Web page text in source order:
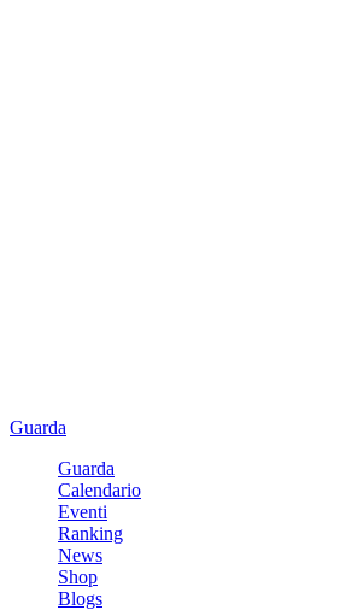
Guarda
Guarda
Calendario
Eventi
Ranking
News
Shop
Blogs